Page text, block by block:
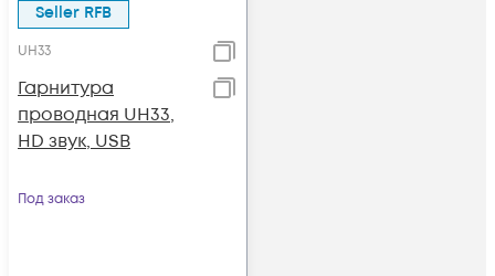
Seller RFB
UH33
Гарнитура
проводная UH33,
HD звук, USB
Под заказ